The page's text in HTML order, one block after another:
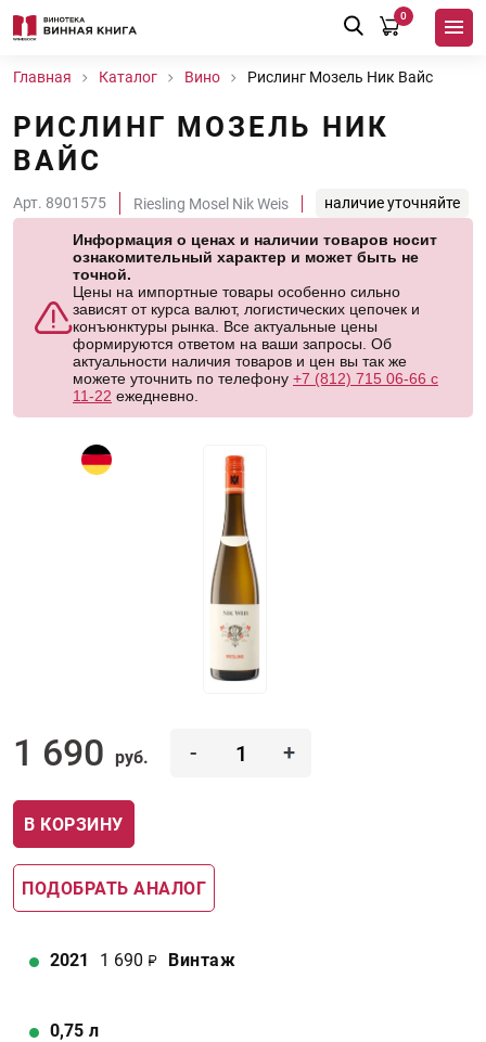
0
Главная Каталог Вино Рислинг Мозель Ник Вайс
РИСЛИНГ МОЗЕЛЬ НИК
ВАЙС
Арт. 8901575 Riesling Mosel Nik Weis наличие уточняйте
Информация о ценах и наличии товаров носит
ознакомительный характер и может быть не
точной.
Цены на импортные товары особенно сильно
зависят от курса валют, логистических цепочек и
конъюнктуры рынка. Все актуальные цены
формируются ответом на ваши запросы. Об
актуальности наличия товаров и цен вы так же
можете уточнить по телефону +7 (812) 715 06-66 с
11-22 ежедневно.
1 690 руб. - +
В КОРЗИНУ
ПОДОБРАТЬ АНАЛОГ
2021 1 690 Винтаж
0,75 л